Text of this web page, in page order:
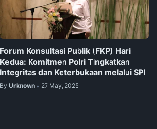
Forum Konsultasi Publik (FKP) Hari
Kedua: Komitmen Polri Tingkatkan
Integritas dan Keterbukaan melalui SPI
By Unknown • 27 May, 2025